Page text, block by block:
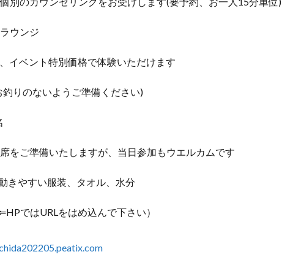
ウンジ
イベント特別価格で体験いただけます
りのないようご準備ください)
をご準備いたしますが、当日参加もウエルカムです
きやすい服装、タオル、水分
ではURLをはめ込んで下さい）